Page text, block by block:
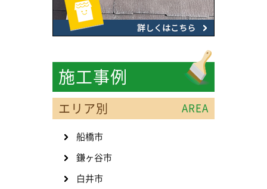
施工事例
エリア別 AREA
船橋市
鎌ヶ谷市
白井市